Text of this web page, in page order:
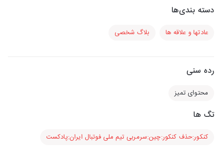
دسته بندی‌ها
عادتها و علاقه ها بلاگ شخصی
رده سنی
محتوای تمیز
تگ ها
کنکور:حذف کنکور:چین:سرمربی تیم ملی فوتبال ایران:پادکست